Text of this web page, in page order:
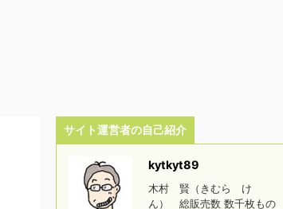
サイト運営者の自己紹介
kytkyt89
木村 賢（きむら け
ん） 総販売数 数千枚もの